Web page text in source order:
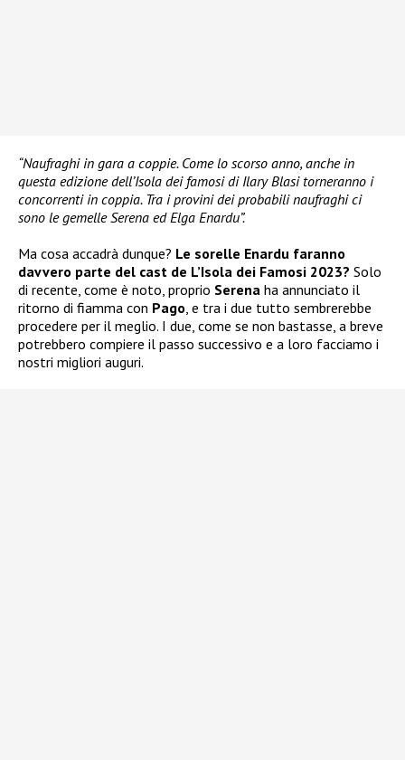
“Naufraghi in gara a coppie. Come lo scorso anno, anche in
questa edizione dell’Isola dei famosi di Ilary Blasi torneranno i
concorrenti in coppia. Tra i provini dei probabili naufraghi ci
sono le gemelle Serena ed Elga Enardu”.
Ma cosa accadrà dunque? Le sorelle Enardu faranno
davvero parte del cast de L’Isola dei Famosi 2023? Solo
di recente, come è noto, proprio Serena ha annunciato il
ritorno di fiamma con Pago, e tra i due tutto sembrerebbe
procedere per il meglio. I due, come se non bastasse, a breve
potrebbero compiere il passo successivo e a loro facciamo i
nostri migliori auguri.